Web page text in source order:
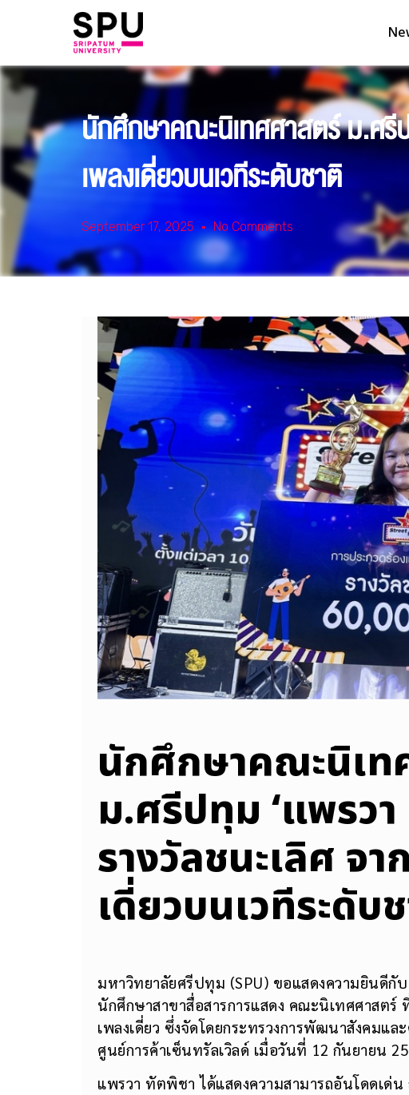
นักศึกษาคณะนิเทศศาสตร์ ม.ศรีป
เพลงเดี่ยวบนเวทีระดับชาติ
September 17, 2025 No Comments
นักศึกษาคณะนิเท
ม.ศรีปทุม ‘แพรวา
รางวัลชนะเลิศ จ
เดี่ยวบนเวทีระดับ
มหาวิทยาลัยศรีปทุม (SPU) ขอแสดงความยินดีกั
นักศึกษาสาขาสื่อสารการแสดง คณะนิเทศศาสตร์
เพลงเดี่ยว ซึ่งจัดโดยกระทรวงการพัฒนาสังคมแ
ศูนย์การค้าเซ็นทรัลเวิลด์ เมื่อวันที่ 12 กันยายน
แพรวา ทัตพิชา ได้แสดงความสามารถอันโดดเด่